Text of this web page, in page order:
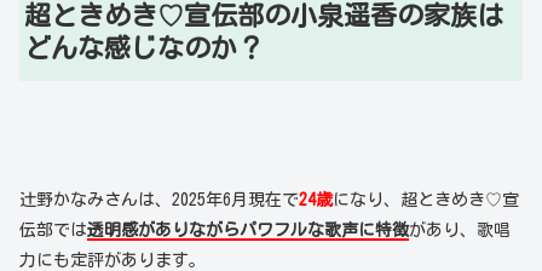
超ときめき♡宣伝部の小泉遥香の家族は
どんな感じなのか？
辻野かなみさんは、2025年6月現在で24歳になり、超ときめき♡宣
伝部では透明感がありながらパワフルな歌声に特徴があり、歌唱
力にも定評があります。